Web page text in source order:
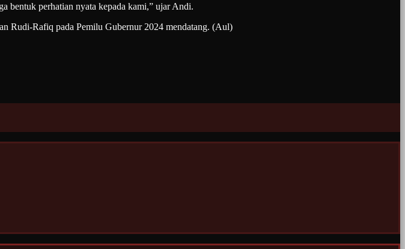
bentuk perhatian nyata kepada kami,” ujar Andi.
Rudi-Rafiq pada Pemilu Gubernur 2024 mendatang. (Aul)